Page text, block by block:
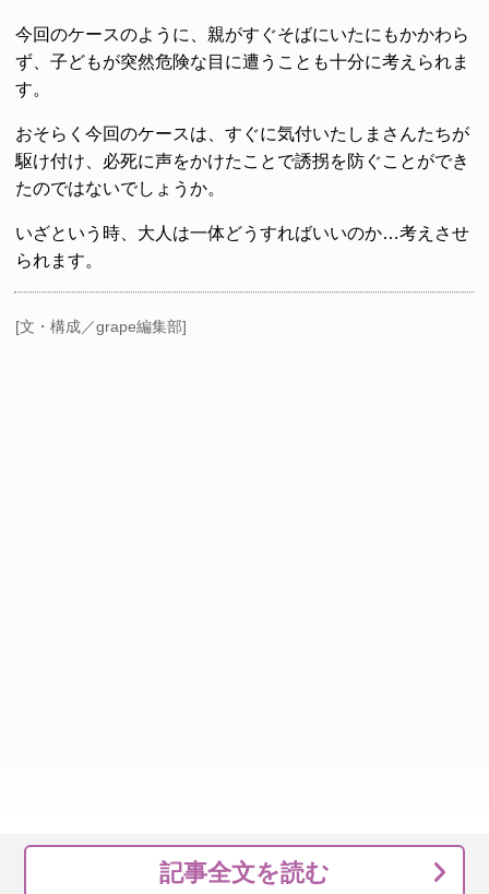
今回のケースのように、親がすぐそばにいたにもかかわら
ず、子どもが突然危険な目に遭うことも十分に考えられま
す。
おそらく今回のケースは、すぐに気付いたしまさんたちが
駆け付け、必死に声をかけたことで誘拐を防ぐことができ
たのではないでしょうか。
いざという時、大人は一体どうすればいいのか…考えさせ
られます。
[文・構成／grape編集部]
記事全文を読む